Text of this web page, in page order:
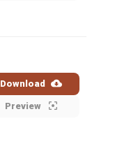
Download
Preview